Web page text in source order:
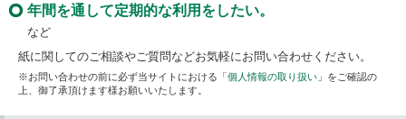
年間を通して定期的な利用をしたい。
など
紙に関してのご相談やご質問などお気軽にお問い合わせください。
※お問い合わせの前に必ず当サイトにおける「個人情報の取り扱い 」をご確認の
上、御了承頂けます様お願いいたします。